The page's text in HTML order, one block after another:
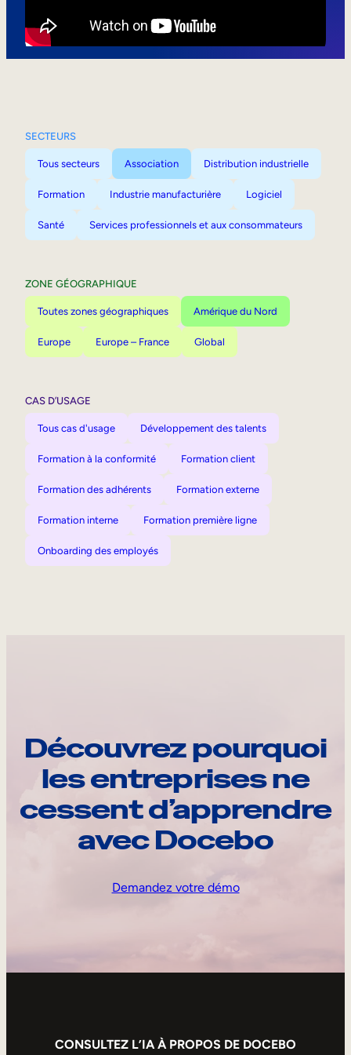
SECTEURS
Tous secteurs Association Distribution industrielle
Formation Industrie manufacturière Logiciel
Santé Services professionnels et aux consommateurs
ZONE GÉOGRAPHIQUE
Toutes zones géographiques Amérique du Nord
Europe Europe – France Global
CAS D’USAGE
Tous cas d'usage Développement des talents
Formation à la conformité Formation client
Formation des adhérents Formation externe
Formation interne Formation première ligne
Onboarding des employés
Découvrez pourquoi
les entreprises ne
cessent d’apprendre
avec Docebo
Demandez votre démo
CONSULTEZ L’IA À PROPOS DE DOCEBO